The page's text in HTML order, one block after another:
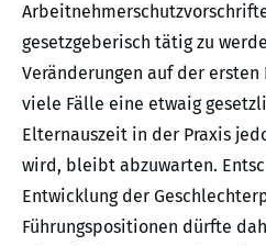
gesetzgeberisch tätig zu
Veränderungen auf der ersten
viele Fälle eine etwaig
Elternauszeit in der Praxis
wird, bleibt abzuwarten.
Entwicklung der
Führungspositionen dürfte